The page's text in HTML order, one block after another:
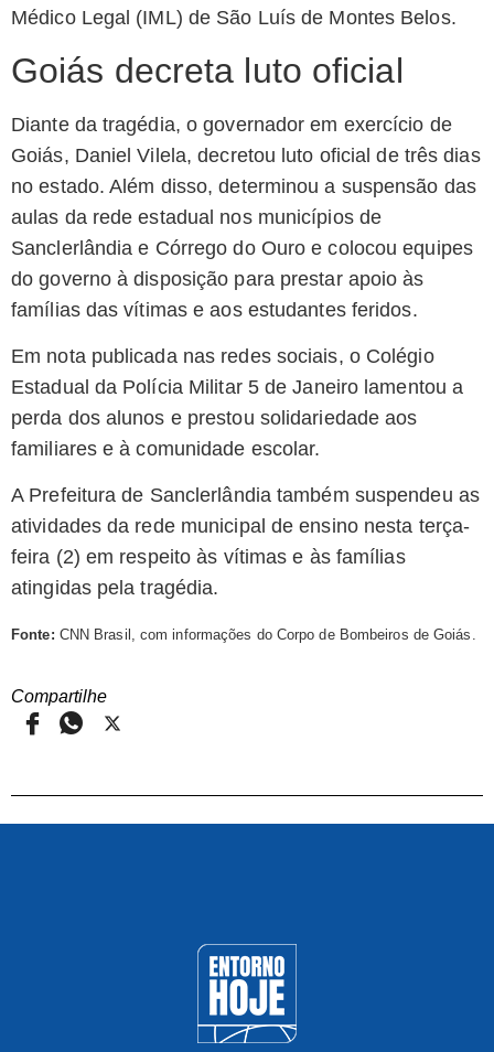
Médico Legal (IML) de São Luís de Montes Belos.
Goiás decreta luto oficial
Diante da tragédia, o governador em exercício de
Goiás, Daniel Vilela, decretou luto oficial de três dias
no estado. Além disso, determinou a suspensão das
aulas da rede estadual nos municípios de
Sanclerlândia e Córrego do Ouro e colocou equipes
do governo à disposição para prestar apoio às
famílias das vítimas e aos estudantes feridos.
Em nota publicada nas redes sociais, o Colégio
Estadual da Polícia Militar 5 de Janeiro lamentou a
perda dos alunos e prestou solidariedade aos
familiares e à comunidade escolar.
A Prefeitura de Sanclerlândia também suspendeu as
atividades da rede municipal de ensino nesta terça-
feira (2) em respeito às vítimas e às famílias
atingidas pela tragédia.
Fonte: CNN Brasil, com informações do Corpo de Bombeiros de Goiás.
Compartilhe